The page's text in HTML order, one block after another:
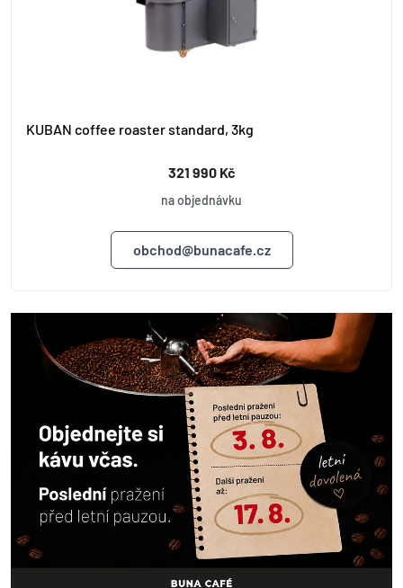
KUBAN coffee roaster standard, 3kg
321 990 Kč
na objednávku
obchod@bunacafe.cz